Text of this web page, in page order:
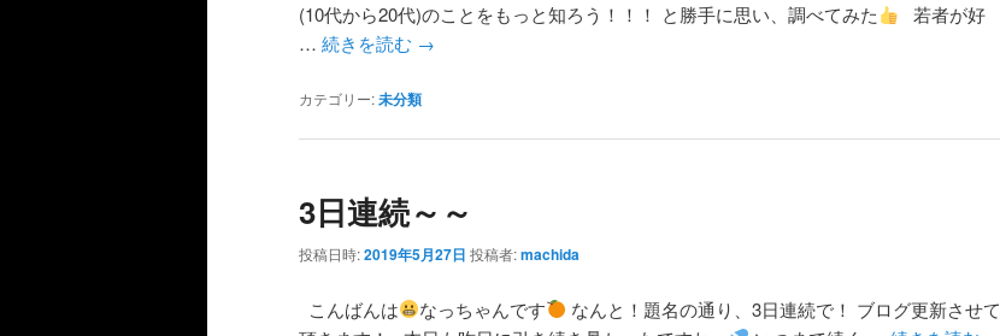
(10代から20代)のことをもっと知ろう！！！ と勝手に思い、調べてみた
若者が好
… 続きを読む →
カテゴリー:未分類
3日連続～～
投稿日時:2019年5月27日 投稿者:machida
こんばんは なっちゃんです
なんと！題名の通り、3日連続で！ ブログ更新させて